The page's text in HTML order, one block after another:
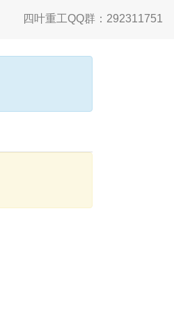
四叶重工QQ群：292311751